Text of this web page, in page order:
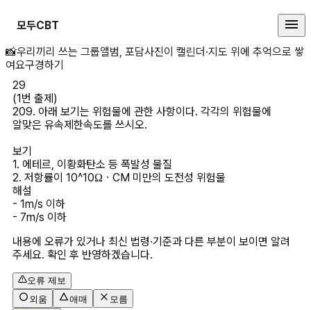
모두CBT
(1번 출제) 209. 아래 보기는 위험
📸우리끼리 쓰는 그룹앨범, 포담사진이 캘린더·지도 위에 추억으로 쌓
여요구경하기
29
(1번 출제)
209. 아래 보기는 위험물에 관한 사항이다. 각각의 위험물에
알맞은 유속제한속도를 쓰시오.
보기
1. 에테르, 이황화탄소 등 폭발성 물질
2. 저항률이 10^10ΩㆍCM 미만의 도전성 위험물
해설
- 1m/s 이하
- 7m/s 이하
내용에 오류가 있거나 최신 법령·기준과 다른 부분이 보이면 알려
주세요. 확인 후 반영하겠습니다.
오류 제보
외움
애매
모름